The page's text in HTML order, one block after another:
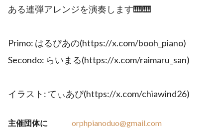
ある連弾アレンジを演奏します🎹🎹
Primo: はるぴあの(https://x.com/booh_piano)
Secondo: らいまる(https://x.com/raimaru_san)
イラスト: てぃあぴ(https://x.com/chiawind26)
主催団体に
orphpianoduo@gmail.com